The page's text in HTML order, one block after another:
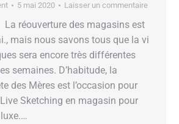
5 mai 2020 Laisser un commentaire
La réouverture des magasins est
mais nous savons tous que la vi
sera encore très différentes
semaines. D’habitude, la
des Mères est l’occasion pour
Sketching en magasin pour